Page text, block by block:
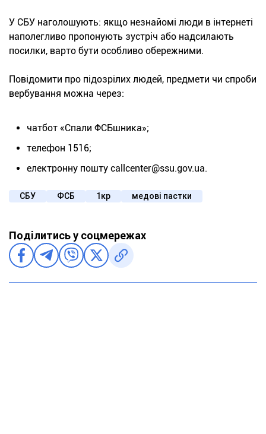
У СБУ наголошують: якщо незнайомі люди в інтернеті
наполегливо пропонують зустріч або надсилають
посилки, варто бути особливо обережними.
Повідомити про підозрілих людей, предмети чи спроби
вербування можна через:
чатбот «Спали ФСБшника»;
телефон 1516;
електронну пошту callcenter@ssu.gov.ua.
СБУ ФСБ 1кр медові пастки
Поділитись у соцмережах